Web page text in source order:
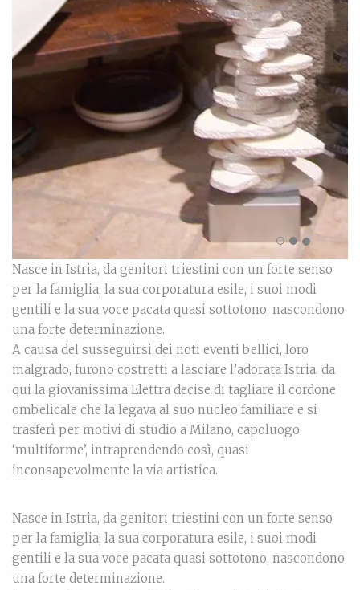
Nasce in Istria, da genitori triestini con un forte senso
per la famiglia; la sua corporatura esile, i suoi modi
gentili e la sua voce pacata quasi sottotono, nascondono
una forte determinazione.
A causa del susseguirsi dei noti eventi bellici, loro
malgrado, furono costretti a lasciare l’adorata Istria, da
qui la giovanissima Elettra decise di tagliare il cordone
ombelicale che la legava al suo nucleo familiare e si
trasferì per motivi di studio a Milano, capoluogo
‘multiforme’, intraprendendo così, quasi
inconsapevolmente la via artistica.
Nasce in Istria, da genitori triestini con un forte senso
per la famiglia; la sua corporatura esile, i suoi modi
gentili e la sua voce pacata quasi sottotono, nascondono
una forte determinazione.